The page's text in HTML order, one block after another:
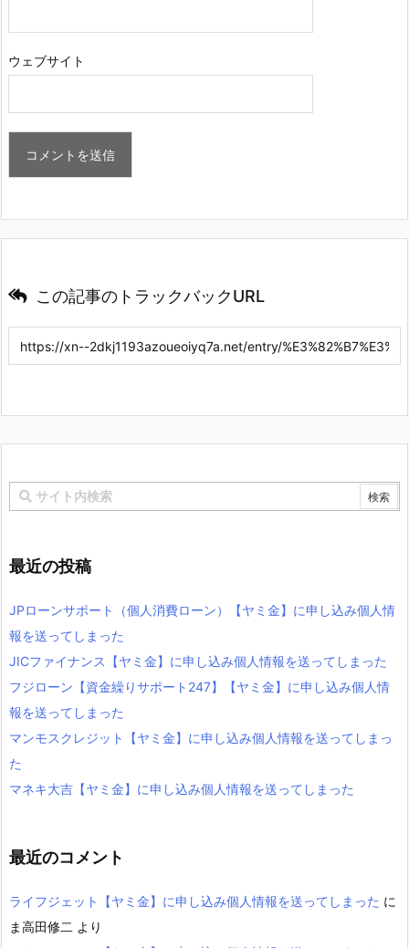
ウェブサイト
この記事のトラックバックURL
最近の投稿
JPローンサポート（個人消費ローン）【ヤミ金】に申し込み個人情
報を送ってしまった
JICファイナンス【ヤミ金】に申し込み個人情報を送ってしまった
フジローン【資金繰りサポート247】【ヤミ金】に申し込み個人情
報を送ってしまった
マンモスクレジット【ヤミ金】に申し込み個人情報を送ってしまっ
た
マネキ大吉【ヤミ金】に申し込み個人情報を送ってしまった
最近のコメント
ライフジェット【ヤミ金】に申し込み個人情報を送ってしまった に
ま高田修二 より